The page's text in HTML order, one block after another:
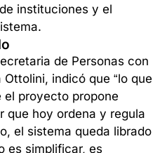
instituciones y el
de Personas con
indicó que “lo que
el proyecto propone
que hoy ordena y regula
el sistema queda librado
es simplificar, es